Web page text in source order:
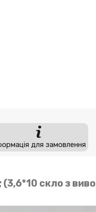
для замовлення
(3,6*10 скло з